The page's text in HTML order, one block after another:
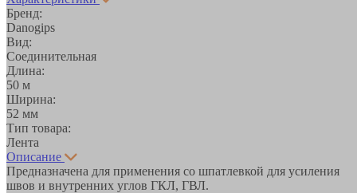
Бренд:
Danogips
Вид:
Соединительная
Длина:
50 м
Ширина:
52 мм
Тип товара:
Лента
Описание
Предназначена для применения со шпатлевкой для усиления
швов и внутренних углов ГКЛ, ГВЛ.